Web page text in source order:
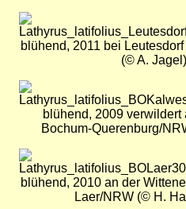
Bild
blühend, 2011 bei
(© A. Jagel)
Bild
blühend, 2009 verwildert
Bochum-Querenburg/
Bild
blühend, 2010 an der
Laer/NRW (© H.